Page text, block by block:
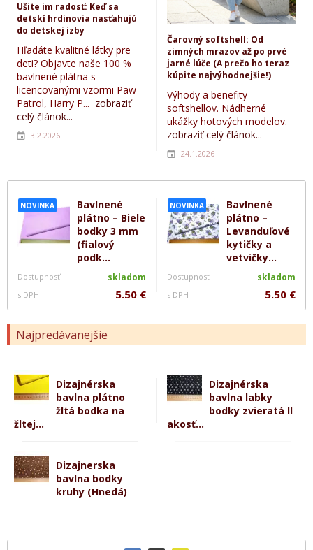
NOVINKA
Bavlnené
plátno – Biele
bodky 3 mm
(fialový
podk...
Dostupnosť skladom
s DPH 5.50 €
NOVINKA
Bavlnené
plátno –
Levanduľové
kytičky a
vetvičky...
Dostupnosť skladom
s DPH 5.50 €
Najpredávanejšie
Dizajnérska
bavlna plátno
žltá bodka na
žltej...
Dizajnérska
bavlna labky
bodky zvieratá II
akosť...
Dizajnerska
bavlna bodky
kruhy (Hnedá)
Ušite im radosť: Keď sa
detskí hrdinovia nasťahujú
do detskej izby
Hľadáte kvalitné látky pre
deti? Objavte naše 100 %
bavlnené plátna s
licencovanými vzormi Paw
Patrol, Harry P... zobraziť
celý článok...
3.2.2026
Čarovný softshell: Od
zimných mrazov až po prvé
jarné lúče (A prečo ho teraz
kúpite najvýhodnejšie!)
Výhody a benefity
softshellov. Nádherné
ukážky hotových modelov.
zobraziť celý článok...
24.1.2026